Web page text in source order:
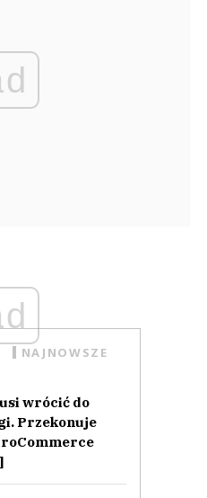
NAJNOWSZE
wrócić do
Przekonuje